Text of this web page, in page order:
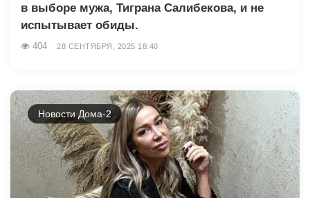
в выборе мужа, Тиграна Салибекова, и не
испытывает обиды.
404 28 СЕНТЯБРЯ, 2025 18:40
Новости Дома-2